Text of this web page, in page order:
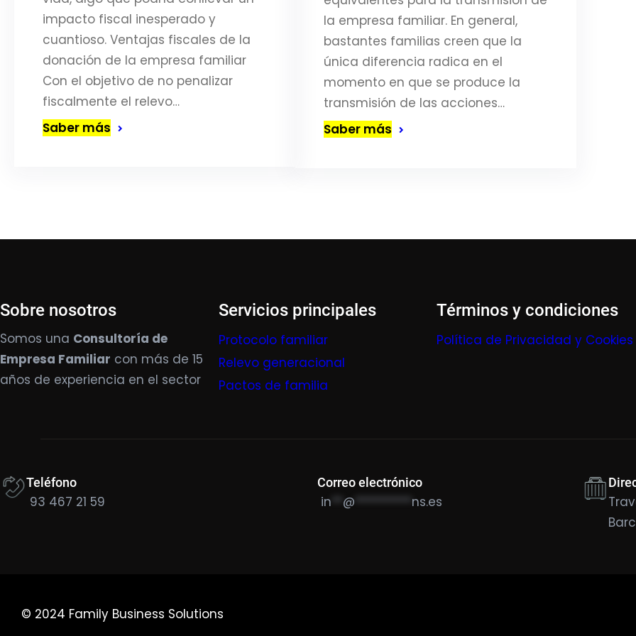
impacto fiscal inesperado y
cuantioso. Ventajas fiscales de la
donación de la empresa familiar
Con el objetivo de no penalizar
fiscalmente el relevo…
Saber más
la empresa familiar. En general,
bastantes familias creen que la
única diferencia radica en el
momento en que se produce la
transmisión de las acciones…
Saber más
Sobre nosotros
Somos una Consultoría de
Empresa Familiar con más de 15
años de experiencia en el sector
Servicios principales
Protocolo familiar
Relevo generacional
Pactos de familia
Términos y condiciones
Política de Privacidad y Cookies
Teléfono
93 467 21 59
Correo electrónico
in @ ********** ns.es
© 2024 Family Business Solutions